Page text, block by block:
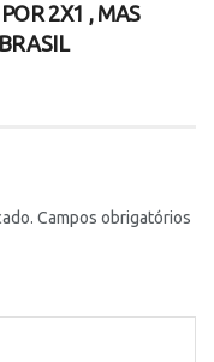
2X1 , MAS
Campos obrigatórios